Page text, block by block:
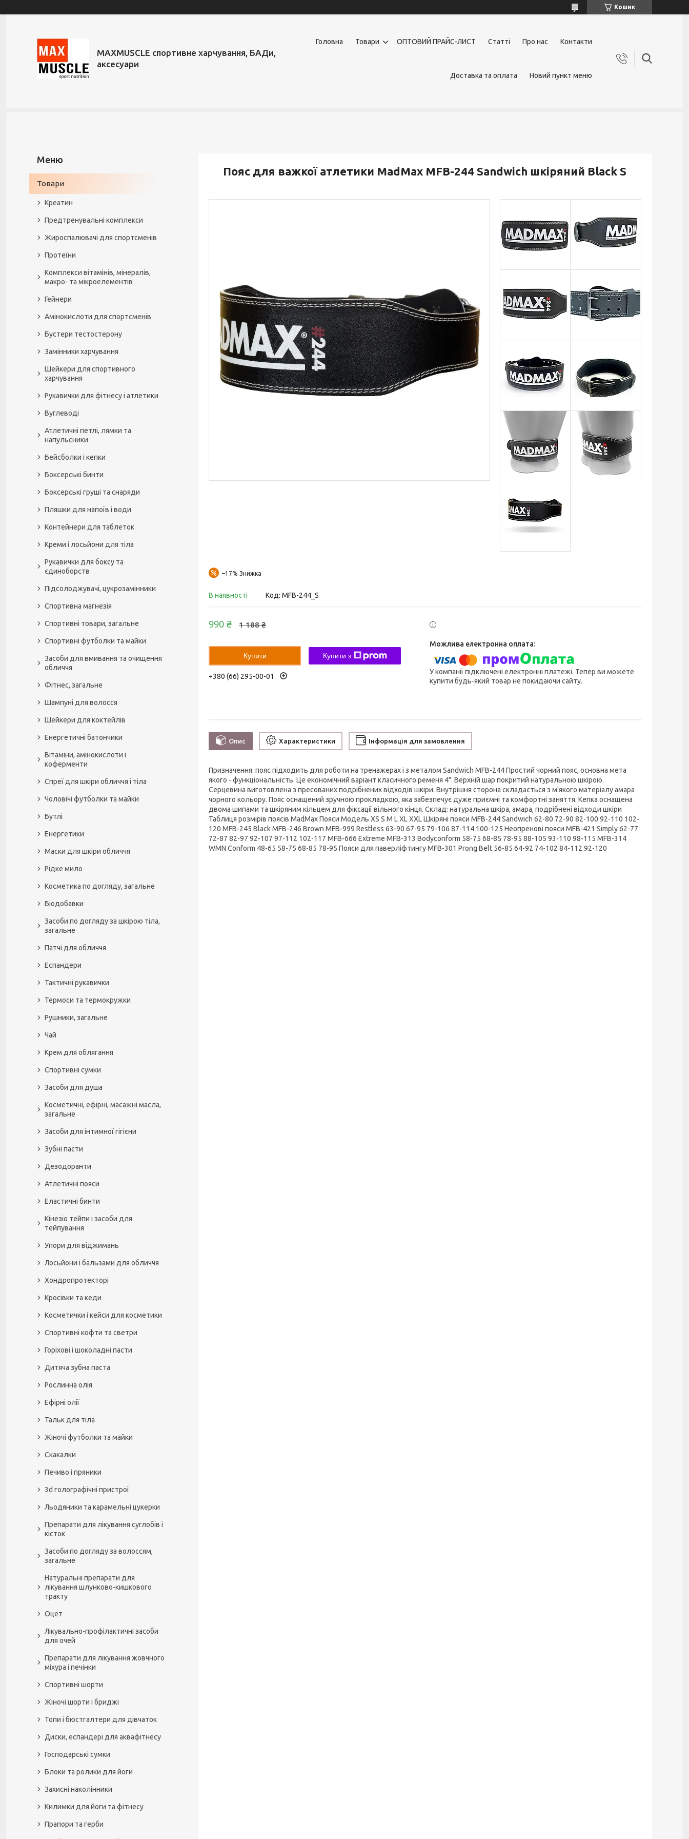
Кошик
MAXMUSCLE спортивне харчування, БАДи,
аксесуари
Головна Товари OПТОВИЙ ПРАЙС-ЛИСТ Статті Про нас Контакти
Доставка та оплата Новий пункт меню
Пояс для важкої атлетики MadMax MFB-244 Sandwich шкіряний Black S
–17%
В наявності Код: MFB-244_S
1 188 ₴
990 ₴
Купити Купити з
+380 (66) 295-00-01
У компанії підключені електронні платежі. Тепер ви можете
купити будь-який товар не покидаючи сайту.
Опис Характеристики Інформація для замовлення
Призначення: пояс підходить для роботи на тренажерах і з металом Sandwich MFB-244 Простий чорний пояс, основна мета
якого - функціональність. Це економічний варіант класичного ременя 4". Верхній шар покритий натуральною шкірою.
Серцевина виготовлена з пресованих подрібнених відходів шкіри. Внутрішня сторона складається з м'якого матеріалу амара
чорного кольору. Пояс оснащений зручною прокладкою, яка забезпечує дуже приємні та комфортні заняття. Кепка оснащена
двома шипами та шкіряним кільцем для фіксації вільного кінця. Склад: натуральна шкіра, амара, подрібнені відходи шкіри
Таблиця розмірів поясів MadMax Пояси Модель XS S M L XL XXL Шкіряні пояси MFB-244 Sandwich 62-80 72-90 82-100 92-110 102-
120 MFB-245 Black MFB-246 Brown MFB-999 Restless 63-90 67-95 79-106 87-114 100-125 Неопренові пояси MFB-421 Simply 62-77
72-87 82-97 92-107 97-112 102-117 MFB-666 Extreme MFB-313 Bodyconform 58-75 68-85 78-95 88-105 93-110 98-115 MFB-314
WMN Conform 48-65 58-75 68-85 78-95 Пояси для паверліфтингу MFB-301 Prong Belt 56-85 64-92 74-102 84-112 92-120
Товари
Креатин
Предтренувальні комплекси
Жироспалювачі для спортсменів
Протеїни
Комплекси вітамінів, мінералів,
макро- та мікроелементів
Гейнери
Амінокислоти для спортсменів
Бустери тестостерону
Замінники харчування
Шейкери для спортивного
харчування
Рукавички для фітнесу і атлетики
Вуглеводі
Атлетичні петлі, лямки та
напульсники
Бейсболки і кепки
Боксерські бинти
Боксерські груші та снаряди
Пляшки для напоїв і води
Контейнери для таблеток
Креми і лосьйони для тіла
Рукавички для боксу та
єдиноборств
Підсолоджувачі, цукрозамінники
Спортивна магнезія
Спортивні товари, загальне
Спортивні футболки та майки
Засоби для вмивання та очищення
обличчя
Фітнес, загальне
Шампуні для волосся
Шейкери для коктейлів
Енергетичні батончики
Вітаміни, амінокислоти і
коферменти
Спреї для шкіри обличчя і тіла
Чоловічі футболки та майки
Бутлі
Енергетики
Маски для шкіри обличчя
Рідке мило
Косметика по догляду, загальне
Біодобавки
Засоби по догляду за шкірою тіла,
загальне
Патчі для обличчя
Еспандери
Тактичні рукавички
Термоси та термокружки
Рушники, загальне
Чай
Крем для облягання
Спортивні сумки
Засоби для душа
Косметичні, ефірні, масажні масла,
загальне
Засоби для інтимної гігієни
Зубні пасти
Дезодоранти
Атлетичні пояси
Еластичні бинти
Кінезіо тейпи і засоби для
тейпування
Упори для віджимань
Лосьйони і бальзами для обличчя
Хондропротекторі
Кросівки та кеди
Косметички і кейси для косметики
Спортивні кофти та светри
Горіхові і шоколадні пасти
Дитяча зубна паста
Рослинна олія
Ефірні олії
Тальк для тіла
Жіночі футболки та майки
Скакалки
Печиво і пряники
3d голографічні пристрої
Льодяники та карамельні цукерки
Препарати для лікування суглобів і
кісток
Засоби по догляду за волоссям,
загальне
Натуральні препарати для
лікування шлунково-кишкового
тракту
Оцет
Лікувально-профілактичні засоби
для очей
Препарати для лікування жовчного
міхура і печінки
Спортивні шорти
Жіночі шорти і бриджі
Топи і бюстгалтери для дівчаток
Диски, еспандері для аквафітнесу
Господарські сумки
Блоки та ролики для йоги
Захисні наколінники
Килимки для йоги та фітнесу
Прапори та герби